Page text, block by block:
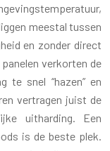
meestal tussen
en zonder direct
verkorten de
te snel “hazen” en
vertragen juist de
uitharding. Een
is de beste plek.